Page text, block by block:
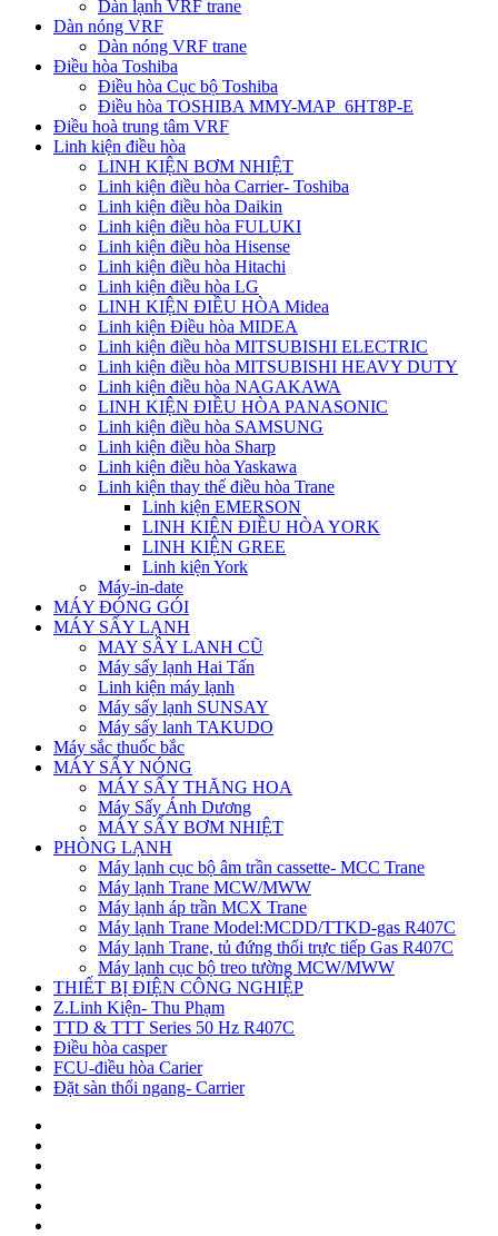
Dàn lạnh VRF trane
Dàn nóng VRF
Dàn nóng VRF trane
Điều hòa Toshiba
Điều hòa Cục bộ Toshiba
Điều hòa TOSHIBA MMY-MAP_6HT8P-E
Điều hoà trung tâm VRF
Linh kiện điều hòa
LINH KIỆN BƠM NHIỆT
Linh kiện điều hòa Carrier- Toshiba
Linh kiện điều hòa Daikin
Linh kiện điều hòa FULUKI
Linh kiện điều hòa Hisense
Linh kiện điều hòa Hitachi
Linh kiện điều hòa LG
LINH KIỆN ĐIỀU HÒA Midea
Linh kiện Điều hòa MIDEA
Linh kiện điều hòa MITSUBISHI ELECTRIC
Linh kiện điều hòa MITSUBISHI HEAVY DUTY
Linh kiện điều hòa NAGAKAWA
LINH KIỆN ĐIỀU HÒA PANASONIC
Linh kiện điều hòa SAMSUNG
Linh kiện điều hòa Sharp
Linh kiện điều hòa Yaskawa
Linh kiện thay thế điều hòa Trane
Linh kiện EMERSON
LINH KIỆN ĐIỀU HÒA YORK
LINH KIỆN GREE
Linh kiện York
Máy-in-date
MÁY ĐÓNG GÓI
MÁY SẤY LẠNH
MAY SÂY LANH CŨ
Máy sấy lạnh Hai Tấn
Linh kiện máy lạnh
Máy sấy lạnh SUNSAY
Máy sấy lanh TAKUDO
Máy sắc thuốc bắc
MÁY SẤY NÓNG
MÁY SẤY THĂNG HOA
Máy Sấy Ánh Dương
MÁY SẤY BƠM NHIỆT
PHÒNG LẠNH
Máy lạnh cục bộ âm trần cassette- MCC Trane
Máy lạnh Trane MCW/MWW
Máy lạnh áp trần MCX Trane
Máy lạnh Trane Model:MCDD/TTKD-gas R407C
Máy lạnh Trane, tủ đứng thổi trực tiếp Gas R407C
Máy lạnh cục bộ treo tường MCW/MWW
THIẾT BỊ ĐIỆN CÔNG NGHIỆP
Z.Linh Kiện- Thu Phạm
TTD & TTT Series 50 Hz R407C
Điều hòa casper
FCU-điều hòa Carier
Đặt sàn thổi ngang- Carrier